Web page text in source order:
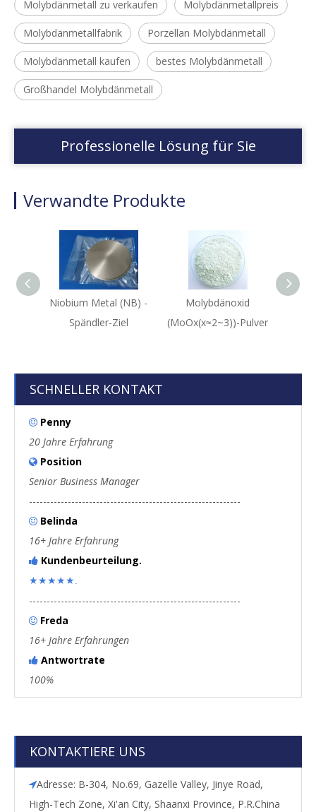
Molybdänmetall zu verkaufen Molybdänmetallpreis
Molybdänmetallfabrik Porzellan Molybdänmetall
Molybdänmetall kaufen bestes Molybdänmetall
Großhandel Molybdänmetall
Professionelle Lösung für Sie
Verwandte Produkte
Niobium Metal (NB) -
Spändler-Ziel
Molybdänoxid
(MoOx(x≈2~3))-Pulver
SCHNELLER KONTAKT
 Penny
20 Jahre Erfahrung
 Position
Senior Business Manager
------------------------------------------------------------
 Belinda
16+ Jahre Erfahrung
 Kundenbeurteilung.
★★★★★.
------------------------------------------------------------
 Freda
16+ Jahre Erfahrungen
 Antwortrate
100%
KONTAKTIERE UNS
Adresse: B-304, No.69, Gazelle Valley, Jinye Road,
High-Tech Zone, Xi'an City, Shaanxi Province, P.R.China